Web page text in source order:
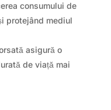
consumului de
protejând mediul
asigură o
de viață mai